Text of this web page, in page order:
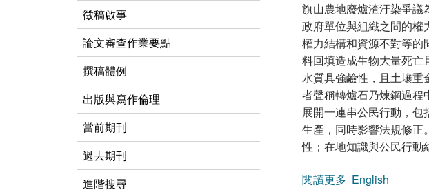
旗山農地廢爐渣汙染爭議
政府單位與組織之間的權
權力結構和資源不對等的
料回填造成生物大量死亡
水質具強鹼性，且土壤重
者聲稱轉爐石乃煉鋼過程
展開一連串公民行動，
生產，同時影響法規修正
性；在地知識與公民行動
閱讀更多 關於事業廢棄
English
徵稿啟事
論文審查作業要點
撰稿體例
出版與寫作倫理
當前期刊
過去期刊
進階搜尋